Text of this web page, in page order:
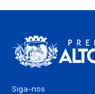
Siga-nos